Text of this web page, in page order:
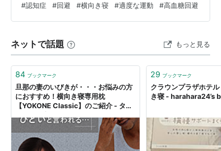
るとのことです。 朝起きた時、どうも頭がスッキリしな
い、最近物忘れが増えたような気がする…何か記憶力が
によれば・・・ 脳の「夜間自動洗浄システム」の正体 私
たちの脳は、寝ている間に「ある驚くべき自動洗浄シス
テム」を稼働させている。 …
#認知症 #回避 #横向き寝 #適度な運動 #高血糖回避
ネットで話題 もっと見る
84 ブックマーク
旦那の妻のいびきが・・・お悩みの方
におすすめ！横向き寝専用枕
【YOKONE Classic】のご紹介 - タブ
29 ブックマーク
クラウンプラザホ
き寝 - harahara24’s